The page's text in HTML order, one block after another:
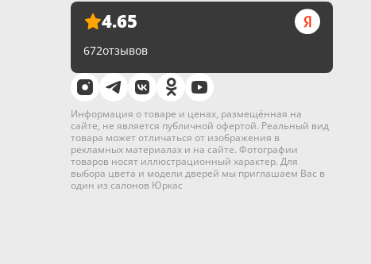
4.65
672отзывов
Информация о товаре и ценах, размещённая на
сайте, не является публичной офертой. Реальный вид
товара может отличаться от изображения в
рекламных материалах и на сайте. Фотографии
товаров носят иллюстрационный характер. Для
выбора цвета и модели дверей мы приглашаем Вас в
один из салонов Юркас